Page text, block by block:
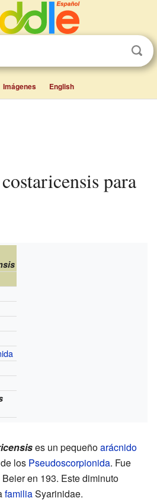
Imágenes English
es un pequeñoarácnido
los Pseudoscorpionida. Fue
en 193. Este diminuto
familiaSyarinidae.